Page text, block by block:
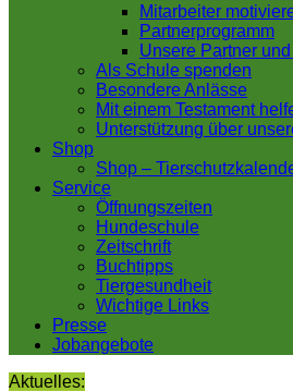
Mitarbeiter
Partnerprogramm
Unsere Partner
Als Schule spenden
Besondere Anlässe
Mit einem Testament
Unterstützung über
Shop
Shop –
Service
Öffnungszeiten
Hundeschule
Zeitschrift
Buchtipps
Tiergesundheit
Wichtige Links
Presse
Jobangebote
Aktuelles: